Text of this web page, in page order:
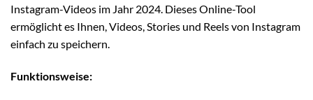
Instagram-Videos im Jahr 2024. Dieses Online-Tool
ermöglicht es Ihnen, Videos, Stories und Reels von Instagram
einfach zu speichern.
Funktionsweise: